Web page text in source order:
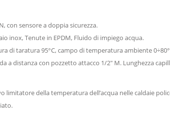
con sensore a doppia sicurezza.
inox, Tenute in EPDM, Fluido di impiego acqua.
di taratura 95°C, campo di temperatura ambiente
a distanza con pozzetto attacco 1/2" M. Lunghezza
limitatore della temperatura dell’acqua nelle caldaie